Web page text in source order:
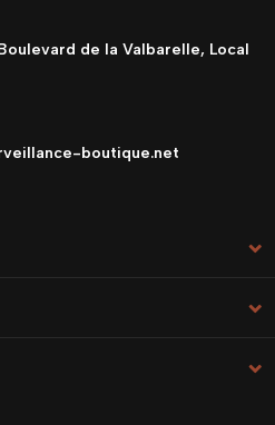
de la Valbarelle, Local
boutique.net